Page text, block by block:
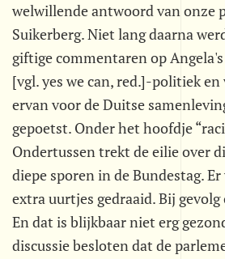
welwillende antwoord van onze
Suikerberg. Niet lang daarna
giftige commentaren op
[vgl. yes we can, red.]-politiek
ervan voor de Duitse
gepoetst. Onder het hoofdje
Ondertussen trekt de eilie over
diepe sporen in de Bundestag.
extra uurtjes gedraaid. Bij
En dat is blijkbaar niet erg
discussie besloten dat de